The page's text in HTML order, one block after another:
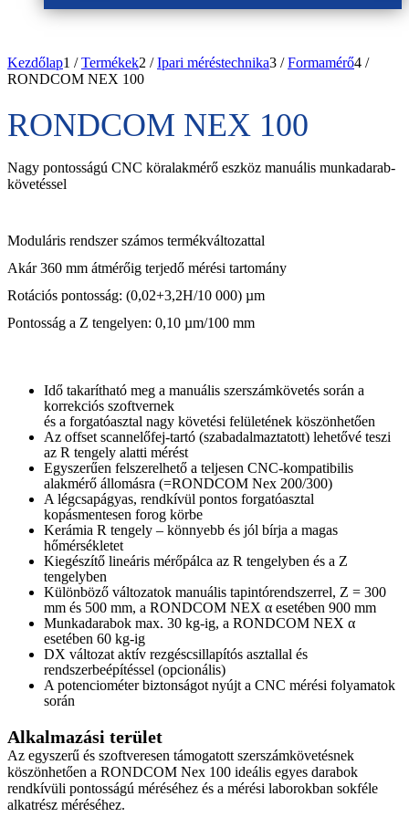
Kezdőlap1 / Termékek2 / Ipari méréstechnika3 / Formamérő4 /
RONDCOM NEX 100
RONDCOM NEX 100
Nagy pontosságú CNC köralakmérő eszköz manuális munkadarab-
követéssel
Moduláris rendszer számos termékváltozattal
Akár 360 mm átmérőig terjedő mérési tartomány
Rotációs pontosság: (0,02+3,2H/10 000) µm
Pontosság a Z tengelyen: 0,10 µm/100 mm
Idő takarítható meg a manuális szerszámkövetés során a
korrekciós szoftvernek
és a forgatóasztal nagy követési felületének köszönhetően
Az offset scannelőfej-tartó (szabadalmaztatott) lehetővé teszi
az R tengely alatti mérést
Egyszerűen felszerelhető a teljesen CNC-kompatibilis
alakmérő állomásra (=RONDCOM Nex 200/300)
A légcsapágyas, rendkívül pontos forgatóasztal
kopásmentesen forog körbe
Kerámia R tengely – könnyebb és jól bírja a magas
hőmérsékletet
Kiegészítő lineáris mérőpálca az R tengelyben és a Z
tengelyben
Különböző változatok manuális tapintórendszerrel, Z = 300
mm és 500 mm, a RONDCOM NEX α esetében 900 mm
Munkadarabok max. 30 kg-ig, a RONDCOM NEX α
esetében 60 kg-ig
DX változat aktív rezgéscsillapítós asztallal és
rendszerbeépítéssel (opcionális)
A potenciométer biztonságot nyújt a CNC mérési folyamatok
során
Alkalmazási terület
Az egyszerű és szoftveresen támogatott szerszámkövetésnek
köszönhetően a RONDCOM Nex 100 ideális egyes darabok
rendkívüli pontosságú méréséhez és a mérési laborokban sokféle
alkatrész méréséhez.